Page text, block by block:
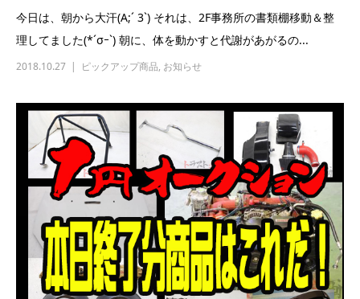
今日は、朝から大汗(A;´ 3`) それは、2F事務所の書類棚移動＆整
理してました(*´σｰ`) 朝に、体を動かすと代謝があがるの...
2018.10.27 ピックアップ商品, お知らせ